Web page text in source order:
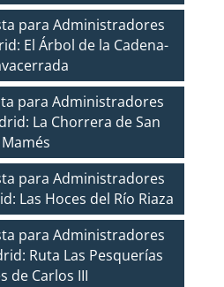
para Administradores
El Árbol de la Cadena-
para Administradores
La Chorrera de San
Mamés
para Administradores
Las Hoces del Río Riaza
para Administradores
Ruta Las Pesquerías
de Carlos III